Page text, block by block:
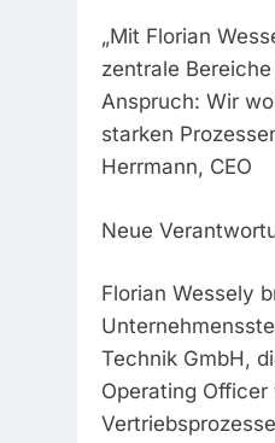
„Mit Florian
zentrale
Anspruch: Wir
starken
Herrmann, CEO
Neue
Florian Wessely
Technik GmbH,
Operating